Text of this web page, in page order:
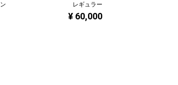
レギュラー
¥ 60,000